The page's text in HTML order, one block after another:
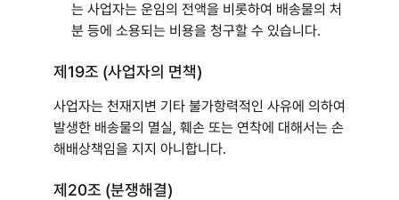
는 사업자는 운임의 전액을 비롯하여 배송물의 처
분 등에 소용되는 비용을 청구할 수 있습니다.
제19조 (사업자의 면책)
사업자는 천재지변 기타 불가항력적인 사유에 의하여
발생한 배송물의 멸실, 훼손 또는 연착에 대해서는 손
해배상책임을 지지 아니합니다.
제20조 (분쟁해결)